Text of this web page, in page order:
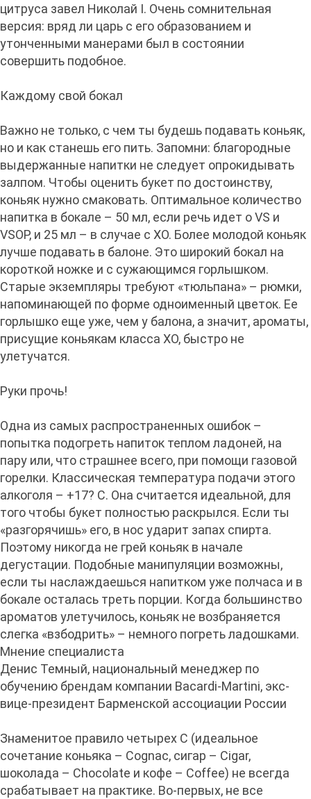
цитруса завел Николай I. Очень сомнительная
версия: вряд ли царь с его образованием и
утонченными манерами был в состоянии
совершить подобное.
Каждому свой бокал
Важно не только, с чем ты будешь подавать коньяк,
но и как станешь его пить. Запомни: благородные
выдержанные напитки не следует опрокидывать
залпом. Чтобы оценить букет по достоинству,
коньяк нужно смаковать. Оптимальное количество
напитка в бокале – 50 мл, если речь идет о VS и
VSOP, и 25 мл – в случае с XO. Более молодой коньяк
лучше подавать в балоне. Это широкий бокал на
короткой ножке и с сужающимся горлышком.
Старые экземпляры требуют «тюльпана» – рюмки,
напоминающей по форме одноименный цветок. Ее
горлышко еще уже, чем у балона, а значит, ароматы,
присущие коньякам класса XO, быстро не
улетучатся.
Руки прочь!
Одна из самых распространенных ошибок –
попытка подогреть напиток теплом ладоней, на
пару или, что страшнее всего, при помощи газовой
горелки. Классическая температура подачи этого
алкоголя – +17? С. Она считается идеальной, для
того чтобы букет полностью раскрылся. Если ты
«разгорячишь» его, в нос ударит запах спирта.
Поэтому никогда не грей коньяк в начале
дегустации. Подобные манипуляции возможны,
если ты наслаждаешься напитком уже полчаса и в
бокале осталась треть порции. Когда большинство
ароматов улетучилось, коньяк не возбраняется
слегка «взбодрить» – немного погреть ладошками.
Мнение специалиста
Денис Темный, национальный менеджер по
обучению брендам компании Bacardi-Martini, экс-
вице-президент Барменской ассоциации России
Знаменитое правило четырех С (идеальное
сочетание коньяка – Сognac, сигар – Сigar,
шоколада – Сhocolate и кофе – Сoffee) не всегда
срабатывает на практике. Во-первых, не все